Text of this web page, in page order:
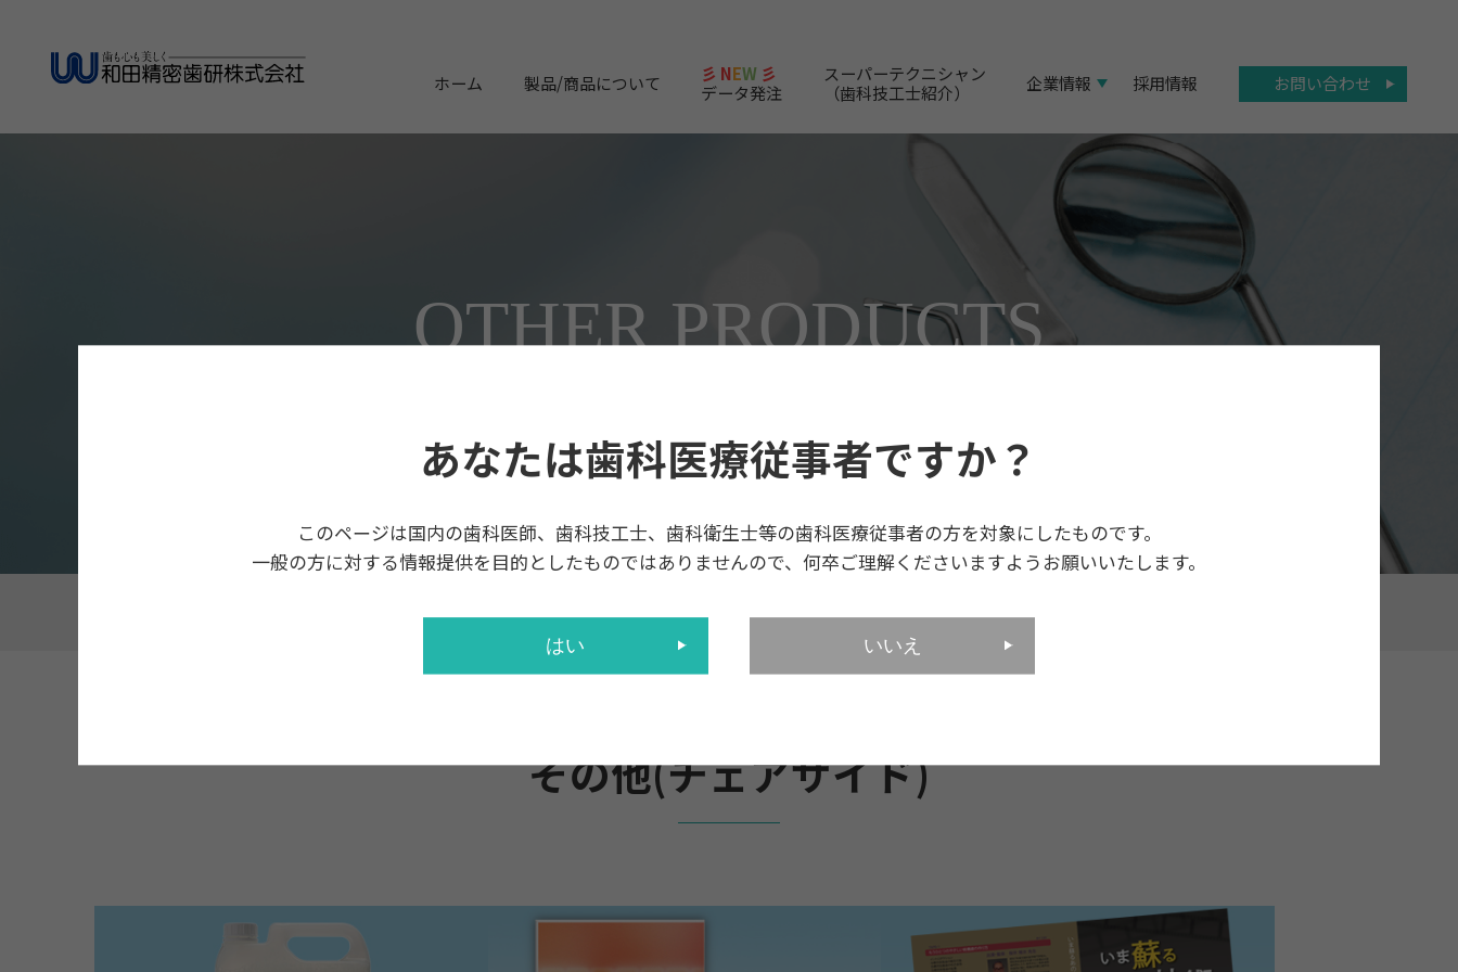
ホーム 製品/商品について 彡 NEW 彡
データ発注
スーパーテクニシャン
（歯科技工士紹介）
企業情報 採用情報 お問い合わせ
あなたは歯科医療従事者ですか？
このページは国内の歯科医師、歯科技工士、歯科衛生士等の歯科医療従事者の方を対象にしたものです。
一般の方に対する情報提供を目的としたものではありませんので、何卒ご理解くださいますようお願いいたします。
はい いいえ
OTHERPRODUCTS
歯科技工物以外の商品 その他(チェアサイド)
その他(チェアサイド)